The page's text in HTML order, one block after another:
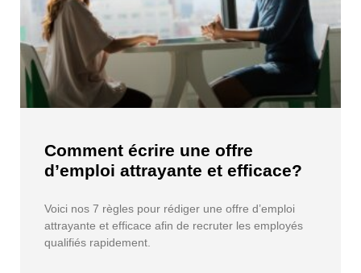
Comment écrire une offre
d’emploi attrayante et efficace?
Voici nos 7 règles pour rédiger une offre d’emploi
attrayante et efficace afin de recruter les employés
qualifiés rapidement.